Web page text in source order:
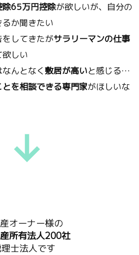
除65万円控除が欲しいが、自分の
か聞きたい
してきたがサラリーマンの仕事
しい
んとなく敷居が高いと感じる…
とを相談できる専門家がほしいな
オーナー様の
所有法人200社
士法人です